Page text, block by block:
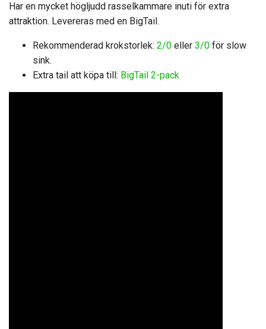
Har en mycket högljudd rasselkammare inuti för extra
attraktion. Levereras med en BigTail.
Rekommenderad krokstorlek: 2/0 eller 3/0 för slow
sink.
Extra tail att köpa till: BigTail 2-pack